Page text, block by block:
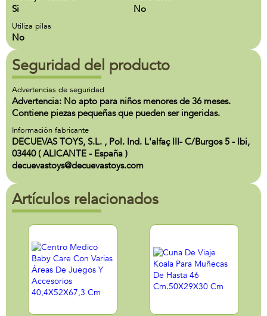
Si No
Utiliza pilas
No
Seguridad del producto
Advertencias de seguridad
Advertencia: No apto para niños menores de 36 meses.
Contiene piezas pequeñas que pueden ser ingeridas.
Información fabricante
DECUEVAS TOYS, S.L. , Pol. Ind. L'alfaç III- C/Burgos 5 - Ibi,
03440 ( ALICANTE - España )
decuevastoys@decuevastoys.com
Artículos relacionados